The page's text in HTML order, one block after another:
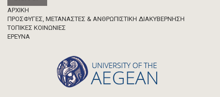
Footer
ΑΡΧΙΚΗ
ΠΡΟΣΦΥΓΕΣ, ΜΕΤΑΝΑΣΤΕΣ & ΑΝΘΡΩΠΙΣΤΙΚΗ ΔΙΑΚΥΒΕΡΝΗΣΗ
ΤΟΠΙΚΕΣ ΚΟΙΝΩΝΙΕΣ
ΈΡΕΥΝΑ